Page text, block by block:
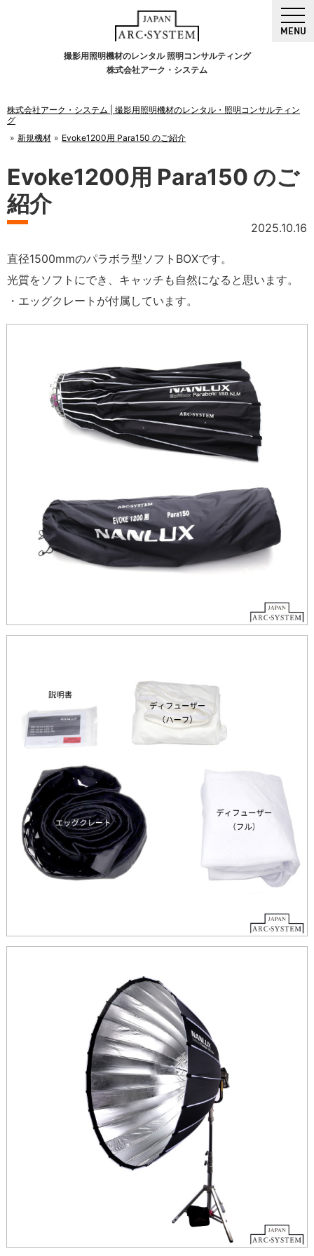
撮影用照明機材のレンタル 照明コンサルティング
株式会社アーク・システム
MENU
株式会社アーク・システム | 撮影用照明機材のレンタル・照明コンサルティン
グ
新規機材
Evoke1200用 Para150 のご紹介
Evoke1200用 Para150 のご
紹介
2025.10.16
直径1500mmのパラボラ型ソフトBOXです。
光質をソフトにでき、キャッチも自然になると思います。
・エッグクレートが付属しています。